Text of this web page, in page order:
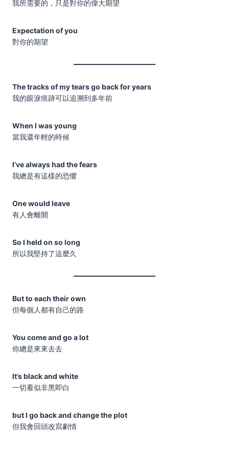
我所需要的，只是對你的偉大期望
Expectation of you
對你的期望
The tracks of my tears go back for years
我的眼淚痕跡可以追溯到多年前
When I was young
當我還年輕的時候
I’ve always had the fears
我總是有這樣的恐懼
One would leave
有人會離開
So I held on so long
所以我堅持了這麼久
But to each their own
但每個人都有自己的路
You come and go a lot
你總是來來去去
It’s black and white
一切看似非黑即白
but I go back and change the plot
但我會回頭改寫劇情